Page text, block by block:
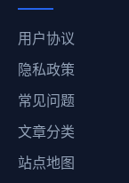
用户协议
隐私政策
常见问题
文章分类
站点地图